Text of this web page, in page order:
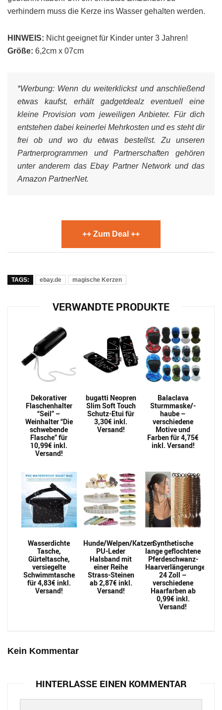
verhindern muss die Kerze ins Wasser gehalten werden.
HINWEIS: Nicht geeignet für Kinder unter 3 Jahren!
Größe: 6,2cm x 07cm
*Werbung: Wenn du weiterklickst und anschließend
etwas kaufst, erhält gadgetdealz eventuell eine
kleine Provision vom jeweiligen Anbieter. Für dich
entstehen dabei keinerlei Mehrkosten und es steht dir
frei ob und wo du etwas bestellst. Zu unseren
Partnerprogrammen und Partnerschaften gehören
unter anderem das Ebay Partner Network und das
Amazon PartnerNet.
++ Zum Deal ++
TAGS: ebay.de magische Kerzen
VERWANDTE PRODUKTE
Dekorativer
Flaschenhalter
“Seil” –
Weinhalter “Die
schwebende
Flasche” für
10,99€ inkl.
Versand!
bugatti Neopren
Slim Soft Touch
Schutz-Etui für
3,30€ inkl.
Versand!
Balaclava
Sturmmaske/-
haube –
verschiedene
Motive und
Farben für 4,75€
inkl. Versand!
Wasserdichte
Tasche,
Gürteltasche,
versiegelte
Schwimmtasche
für 4,83€ inkl.
Versand!
Hunde/Welpen/Katzen
PU-Leder
Halsband mit
einer Reihe
Strass-Steinen
ab 2,87€ inkl.
Versand!
Synthetische
lange geflochtene
Pferdeschwanz-
Haarverlängerungen
24 Zoll –
verschiedene
Haarfarben ab
0,99€ inkl.
Versand!
Kein Kommentar
HINTERLASSE EINEN KOMMENTAR